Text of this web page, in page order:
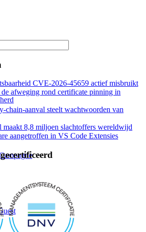
Check
CVE-2026-45659 actief misbruikt
afweging rond certificate pinning in
chain-aanval steelt wachtwoorden van
maakt 8,8 miljoen slachtoffers wereldwijd
aangetroffen in VS Code Extensies